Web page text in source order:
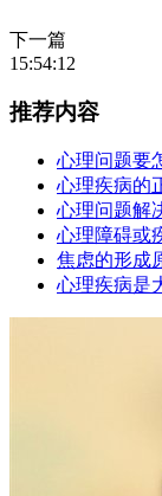
下一篇
15:54:12
推荐内容
心理问题要
心理疾病的
心理问题解
心理障碍或
焦虑的形成
心理疾病是